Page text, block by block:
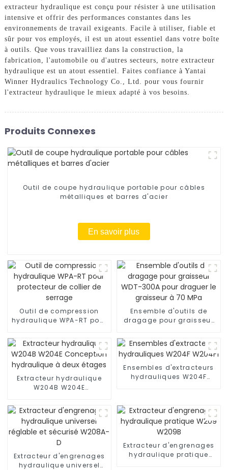
extracteur hydraulique est conçu pour résister à une utilisation
intensive et offrir des performances constantes dans les
environnements de travail exigeants. Facile à utiliser, fiable et
sûr pour vos employés, il est un atout essentiel dans votre boîte
à outils. Que vous travailliez dans la construction, la
fabrication, l'automobile ou d'autres secteurs, notre extracteur
hydraulique est un atout essentiel. Faites confiance à Yantai
Winner Hydraulics Technology Co., Ltd. pour vous fournir
l'extracteur hydraulique le mieux adapté à vos besoins.
Produits Connexes
Outil de coupe hydraulique portable pour câbles
métalliques et barres d'acier
En savoir plus
Outil de compression
hydraulique WPA-RT pour
serrage
Ensemble d'outils de
dragage pour graisseur
le graisseur à 70 MPa
Extracteur hydraulique
W204B W204E
à deux étages
Ensembles d'extracteurs
hydrauliques W204F
Extracteur d'engrenages
hydraulique universel
Extracteur d'engrenages
hydraulique pratique